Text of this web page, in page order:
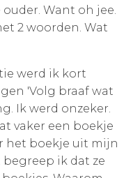
Want oh jee.
2 woorden. Wat
werd ik kort
'Volg braaf wat
Ik werd onzeker.
vaker een boekje
het boekje uit mijn
ik dat ze